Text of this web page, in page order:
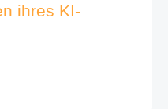
ihres KI-